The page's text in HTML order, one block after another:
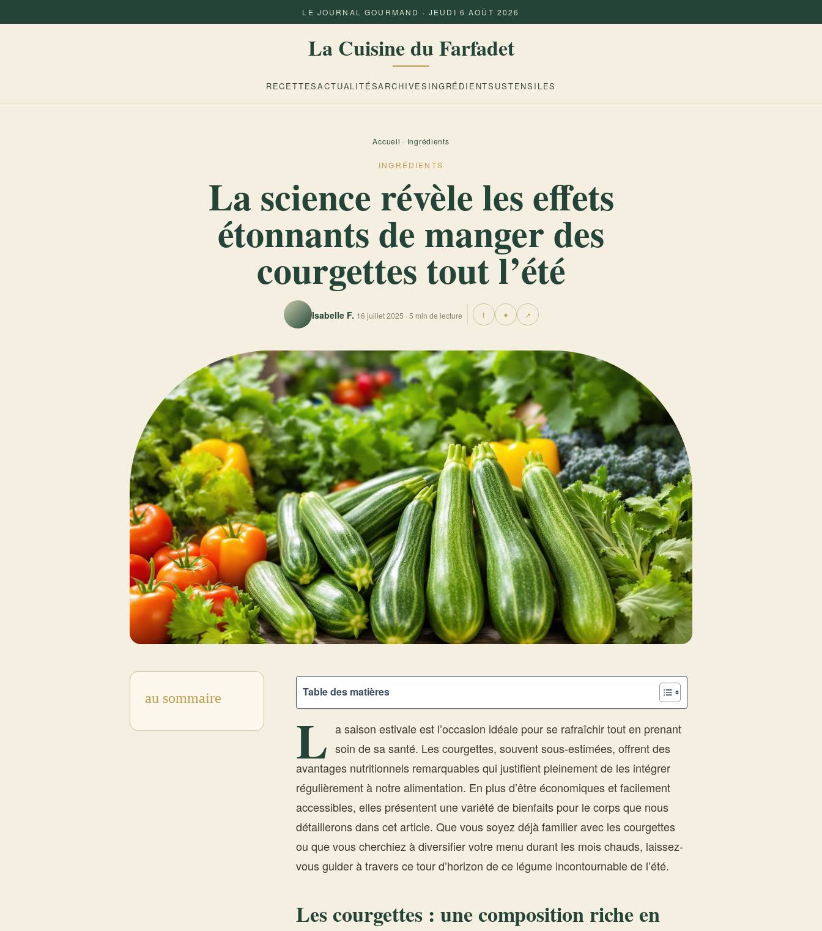
LE JOURNAL GOURMAND · JEUDI 6 AOÛT 2026
La Cuisine du Farfadet
RECETTESACTUALITÉSARCHIVES INGRÉDIENTS USTENSILES
Accueil · Ingrédients
INGRÉDIENTS
La science révèle les effets
étonnants de manger des
courgettes tout l’été
Isabelle F. 16 juillet 2025 · 5 min de lecture f ✦ ↗
au sommaire Table des matières
L a saison estivale est l’occasion idéale pour se rafraîchir tout en prenant
soin de sa santé. Les courgettes, souvent sous-estimées, offrent des
avantages nutritionnels remarquables qui justifient pleinement de les intégrer
régulièrement à notre alimentation. En plus d’être économiques et facilement
accessibles, elles présentent une variété de bienfaits pour le corps que nous
détaillerons dans cet article. Que vous soyez déjà familier avec les courgettes
ou que vous cherchiez à diversifier votre menu durant les mois chauds, laissez-
vous guider à travers ce tour d’horizon de ce légume incontournable de l’été.
Les courgettes : une composition riche en